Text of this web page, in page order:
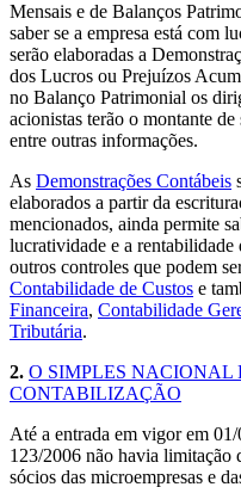
Mensais e de Balanços
saber se a empresa está com
serão elaboradas a
dos Lucros ou Prejuízos
no Balanço Patrimonial os
acionistas terão o montante
entre outras informações.
As Demonstrações Contábeis
elaborados a partir da
mencionados, ainda permite
lucratividade e a
outros controles que podem
Contabilidade de Custos e
Financeira, Contabilidade
Tributária.
2. O SIMPLES NACIONAL
CONTABILIZAÇÃO
Até a entrada em vigor em
123/2006 não havia limitação
sócios das microempresas e